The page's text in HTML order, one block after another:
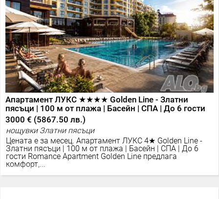
Апартамент ЛУКС ★★★★ Golden Line - Златни
пясъци | 100 м от плажа | Басейн | СПА | До 6 гости
3000 € (5867.50 лв.)
нощувки Златни пясъци
Цената е за месец. Апартамент ЛУКС 4★ Golden Line -
Златни пясъци | 100 м от плажа | Басейн | СПА | До 6
гости Romance Apartment Golden Line предлага
комфорт,...